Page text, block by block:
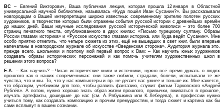
ВС – Евгений Викторович, Ваша публичная лекция, которая прошла 12 января в Областной
универсальной научной библиотеке, называлась «Куда пошёл Иван Сусанин?». Вы рассказывали
новгородцам о Вашей интерпретации широко известных современному зрителю полотен русских
художников, в творчестве которых были отражены события русской истории с древнейших времён
до наших дней. Ваши научные исследования русской исторической живописи – это более 700
страниц печатного текста, опубликованного в двух книгах: «Письмо турецкому султану. Образы
России глазами историка» и «Русское искусство глазами историка, или Куда ведёт Сусанин». Мне
особо приятно отметить, что четыре сюжета из этих, ещё не вышедших в свет книг, были впервые
напечатаны в новгородском журнале об искусстве «Введенская сторона». Аудитория журнала это,
прежде всего, школьники и поэтому мой первый вопрос к Вам: – Как научить юных художников
создавать образы исторических персонажей и как помочь учителям художественных школ в
решении этого вопроса?
Е.А. – Как научить? – Читая исторические книги и источники, нужно всё время думать о людях
прошлого как о наших современниках: они также любили, страдали, болели, испытывали те же
чувства, что и мы. То, что у нас компьютеры и пр. не делает нас умнее и тоньше их. Мне кажется,
что образцом, учебником для того, чтобы развить фантазию, служит фильм Тарковского «Андрей
Рублёв». А потом, нужно хорошо знать образ жизни прошлого, привычки, вживаться в прошлое,
изучать артефакты, дошедшие до нас (см. А. Рябушкина или К. Лебедева), в профессии нужно
учиться тому, как создавать композицию и прочим премудростям, и тогда сюжет и картина как бы
сами всплывут в вашем сознании.